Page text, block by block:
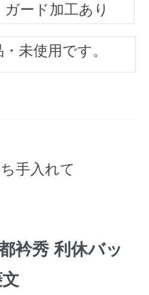
ガード加工あり
未使用です。
手入れて
衿秀 利休バッ